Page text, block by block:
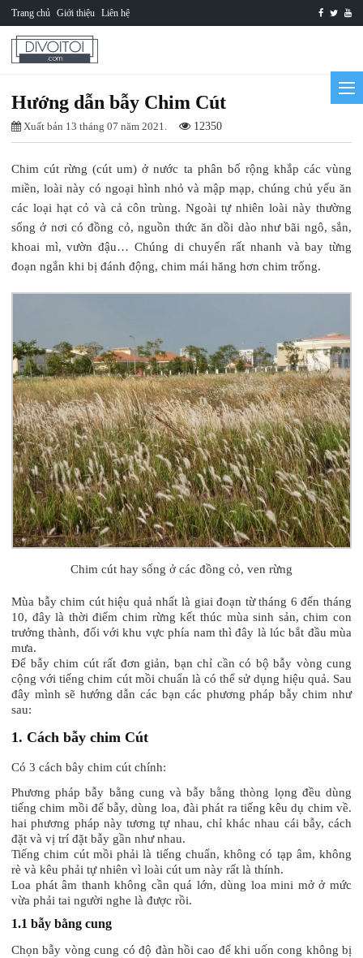
Trang chủ Giới thiệu Liên hệ
Hướng dẫn bẫy Chim Cút
Xuất bản 13 tháng 07 năm 2021. 12350
Chim cút rừng (cút um) ở nước ta phân bố rộng khắp các vùng
miền, loài này có ngoại hình nhỏ và mập mạp, chúng chủ yếu ăn
các loại hạt cỏ và cả côn trùng. Ngoài tự nhiên loài này thường
sống ở nơi có đồng cỏ, nguồn thức ăn dồi dào như bãi ngô, sắn,
khoai mì, vườn đậu… Chúng di chuyển rất nhanh và bay từng
đoạn ngắn khi bị đánh động, chim mái hăng hơn chim trống.
Chim cút hay sống ở các đồng cỏ, ven rừng
Mùa bẫy chim cút hiệu quả nhất là giai đoạn từ tháng 6 đến tháng
10, đây là thời điểm chim rừng kết thúc mùa sinh sản, chim con
trưởng thành, đối với khu vực phía nam thì đây là lúc bắt đầu mùa
mưa.
Để bẫy chim cút rất đơn giản, bạn chỉ cần có bộ bẫy vòng cung
cộng với tiếng chim cút mồi chuẩn là có thể sử dụng hiệu quả. Sau
đây mình sẽ hướng dẫn các bạn các phương pháp bẫy chim như
sau:
1. Cách bẫy chim Cút
Có 3 cách bây chim cút chính:
Phương pháp bẫy bằng cung và bẫy bằng thòng lọng đều dùng
tiếng chim mồi để bẫy, dùng loa, đài phát ra tiếng kêu dụ chim về.
hai phương pháp này tương tự nhau, chỉ khác nhau cái bẫy, cách
đặt và vị trí đặt bẫy gần như nhau.
Tiếng chim cút mồi phải là tiếng chuẩn, không có tạp âm, không
rè và kêu phải tự nhiên vì loài cút um này rất là thính.
Loa phát âm thanh không cần quá lớn, dùng loa mini mở ở mức
vừa phải tai người nghe là được rồi.
1.1 bẫy bằng cung
Chọn bẫy vòng cung có độ đàn hồi cao để khi uốn cong không bị